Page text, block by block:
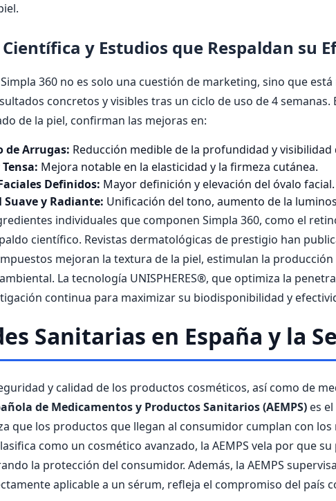
y Estudios que Respaldan su
360 no es solo una cuestión de marketing, sino que
concretos y visibles tras un ciclo de uso de 4
de la piel, confirman las mejoras en:
de Arrugas: Reducción medible de la profundidad y visibilidad
Mejora notable en la elasticidad y la firmeza cutánea.
Definidos: Mayor definición y elevación del óvalo facial.
Suave y Radiante: Unificación del tono, aumento de la
individuales que componen Simpla 360, como el
científico. Revistas dermatológicas de prestigio han
mejoran la textura de la piel, estimulan la
La tecnología UNISPHERES®, que optimiza la
continua para maximizar su biodisponibilidad y
Sanitarias en España y la
y calidad de los productos cosméticos, así como de
de Medicamentos y Productos Sanitarios (AEMPS) es
que los productos que llegan al consumidor cumplan con
como un cosmético avanzado, la AEMPS vela por que
la protección del consumidor. Además, la AEMPS
aplicable a un sérum, refleja el compromiso del país